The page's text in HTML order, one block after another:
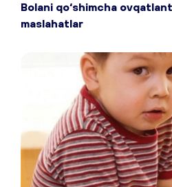
Bolani qo‘shimcha
maslahatlar